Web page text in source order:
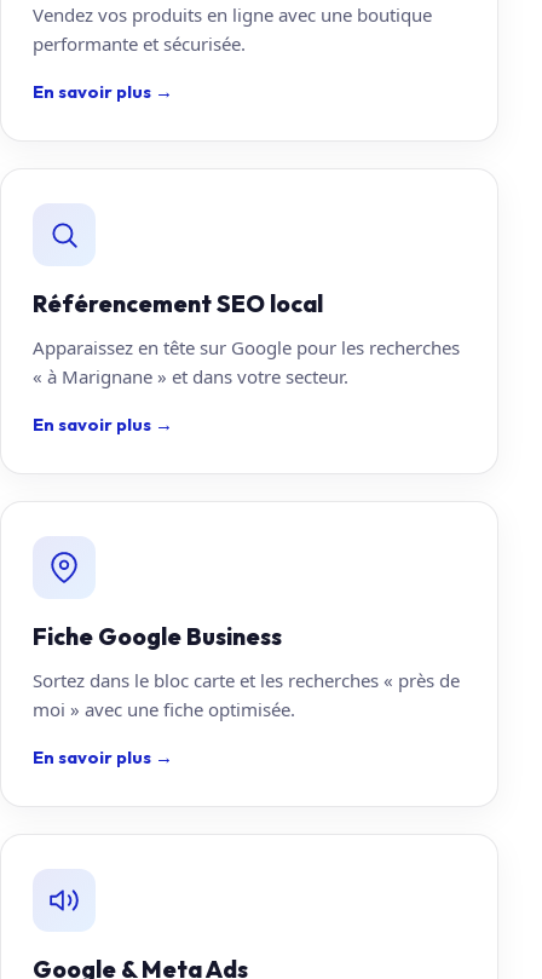
Vendez vos produits en ligne avec une boutique
performante et sécurisée.
En savoir plus →
Référencement SEO local
Apparaissez en tête sur Google pour les recherches
« à Marignane » et dans votre secteur.
En savoir plus →
Fiche Google Business
Sortez dans le bloc carte et les recherches « près de
moi » avec une fiche optimisée.
En savoir plus →
Google & Meta Ads